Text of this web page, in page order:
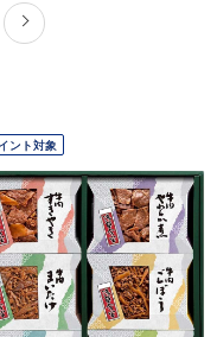
ント対象